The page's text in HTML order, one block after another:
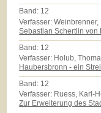
Band: 12
Verfasser: Weinbrenner,
Sebastian Schertlin von
Band: 12
Verfasser: Holub,
Haubersbronn - ein
Band: 12
Verfasser: Ruess, Karl-
Zur Erweiterung des